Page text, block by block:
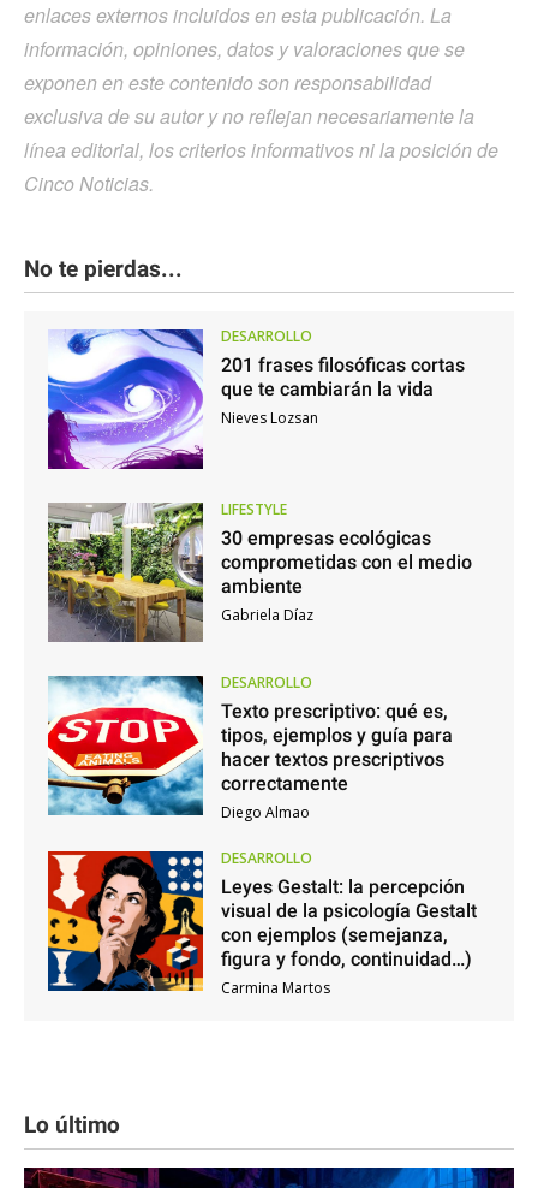
enlaces externos incluidos en esta publicación. La
información, opiniones, datos y valoraciones que se
exponen en este contenido son responsabilidad
exclusiva de su autor y no reflejan necesariamente la
línea editorial, los criterios informativos ni la posición de
Cinco Noticias.
No te pierdas...
DESARROLLO
201 frases filosóficas cortas
que te cambiarán la vida
Nieves Lozsan
LIFESTYLE
30 empresas ecológicas
comprometidas con el medio
ambiente
Gabriela Díaz
DESARROLLO
Texto prescriptivo: qué es,
tipos, ejemplos y guía para
hacer textos prescriptivos
correctamente
Diego Almao
DESARROLLO
Leyes Gestalt: la percepción
visual de la psicología Gestalt
con ejemplos (semejanza,
figura y fondo, continuidad…)
Carmina Martos
Lo último